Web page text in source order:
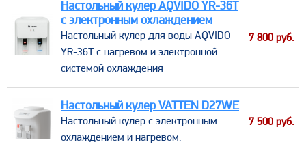
Настольный кулер AQVIDO YR-36T
с электронным охлаждением
​Настольный кулер для воды AQVIDO
YR-36Т с нагревом и электронной
системой охлаждения
7 800 руб.
Настольный кулер VATTEN D27WE
​Настольный кулер c электронным
охлаждением и нагревом.
7 500 руб.